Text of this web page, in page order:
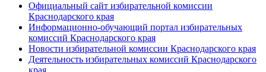
Официальный сайт избирательной комиссии
Краснодарского края
Информационно-обучающий портал избирательных
комиссий Краснодарского края
Новости избирательной комиссии Краснодарского края
Деятельность избирательных комиссий Краснодарского
края